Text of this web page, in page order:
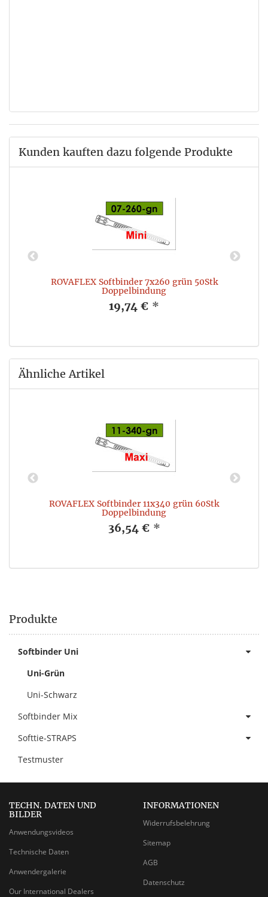
Kunden kauften dazu folgende Produkte
ROVAFLEX Softbinder 7x260 grün 50Stk
Doppelbindung
19,74 € *
Ähnliche Artikel
ROVAFLEX Softbinder 11x340 grün 60Stk
Doppelbindung
36,54 € *
Produkte
Softbinder Uni
Uni-Grün
Uni-Schwarz
Softbinder Mix
Softtie-STRAPS
Testmuster
TECHN. DATEN UND
BILDER
Anwendungsvideos
Technische Daten
Anwendergalerie
Our International Dealers
INFORMATIONEN
Widerrufsbelehrung
Sitemap
AGB
Datenschutz